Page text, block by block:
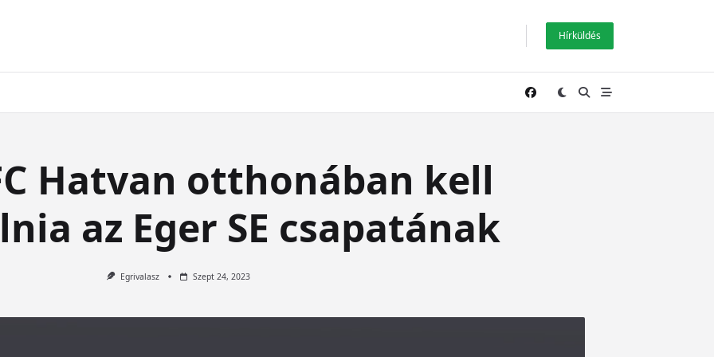
Hírküldés
Hatvan otthonában kell
az Eger SE csapatának
Egrivalasz Szept 24, 2023